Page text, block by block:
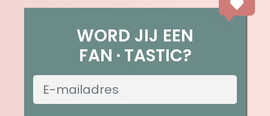
WORD JIJ EEN
FAN TASTIC?